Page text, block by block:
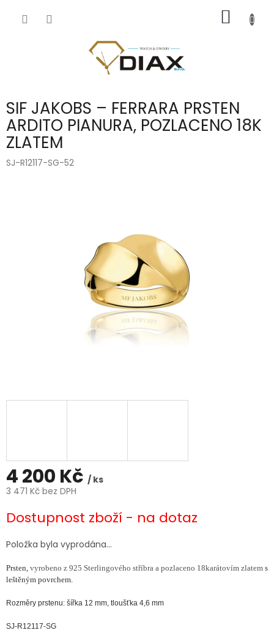
KOŠÍK
SIF JAKOBS – FERRARA PRSTEN
ARDITO PIANURA, POZLACENO 18K
ZLATEM
SJ-R12117-SG-52
4 200 Kč / ks
3 471 Kč bez DPH
cena:
Dostupnost zboží - na dotaz
Položka byla vyprodána…
Prsten, vyrobeno z 925 Sterlingového stříbra a pozlaceno 18karátovím zlatem s
leštěným povrchem.
Rozměry prstenu: šířka 12 mm, tloušťka 4,6 mm
SJ-R12117-SG